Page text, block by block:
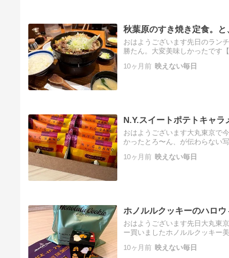
秋葉原のすき焼き定食。と
おはようございます先日のラン
勝たん。大変美味しかったです
10ヶ月前 映えない毎日
N.Y.スイートポテトキャラ
おはようございます大丸東京で
かったとろ〜ん、が伝わらない
10ヶ月前 映えない毎日
ホノルルクッキーのハロウ
おはようございます先日大丸東
ー買いましたホノルルクッキー
カ…
10ヶ月前 映えない毎日